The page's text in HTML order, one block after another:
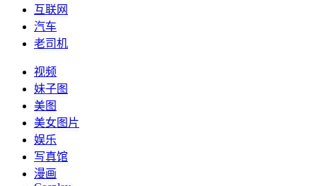
互联网
汽车
老司机
视频
妹子图
美图
美女图片
娱乐
写真馆
漫画